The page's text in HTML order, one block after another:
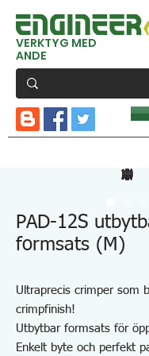
VERKTYG MED
ANDE
PAD-12S
formsats (M)
Ultraprecis crimper som
crimpfinish!
Utbytbar formsats för
Enkelt byte och perfekt